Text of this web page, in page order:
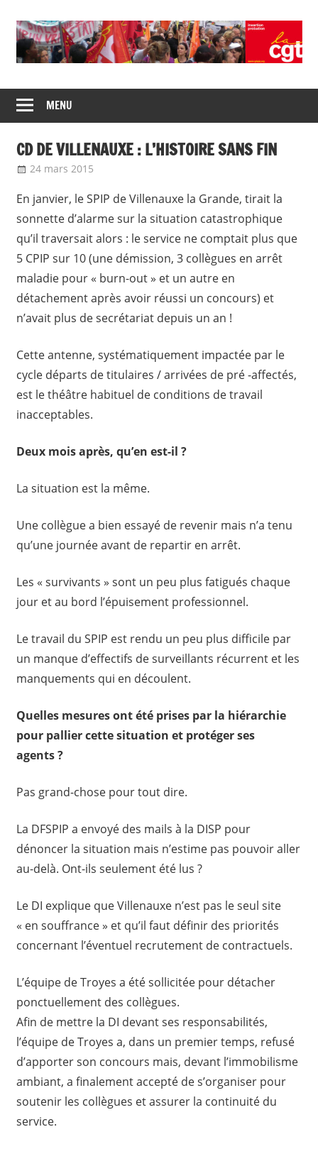
content
CGT
insertion
probation
de
syndicats
CGT
insertion
probation
MENU
CD DE VILLENAUXE : L’HISTOIRE SANS FIN
24 mars 2015
En janvier, le SPIP de Villenauxe la Grande, tirait la
sonnette d’alarme sur la situation catastrophique
qu’il traversait alors : le service ne comptait plus que
5 CPIP sur 10 (une démission, 3 collègues en arrêt
maladie pour « burn-out » et un autre en
détachement après avoir réussi un concours) et
n’avait plus de secrétariat depuis un an !
Cette antenne, systématiquement impactée par le
cycle départs de titulaires / arrivées de pré -affectés,
est le théâtre habituel de conditions de travail
inacceptables.
Deux mois après, qu’en est-il ?
La situation est la même.
Une collègue a bien essayé de revenir mais n’a tenu
qu’une journée avant de repartir en arrêt.
Les « survivants » sont un peu plus fatigués chaque
jour et au bord l’épuisement professionnel.
Le travail du SPIP est rendu un peu plus difficile par
un manque d’effectifs de surveillants récurrent et les
manquements qui en découlent.
Quelles mesures ont été prises par la hiérarchie
pour pallier cette situation et protéger ses
agents ?
Pas grand-chose pour tout dire.
La DFSPIP a envoyé des mails à la DISP pour
dénoncer la situation mais n’estime pas pouvoir aller
au-delà. Ont-ils seulement été lus ?
Le DI explique que Villenauxe n’est pas le seul site
« en souffrance » et qu’il faut définir des priorités
concernant l’éventuel recrutement de contractuels.
L’équipe de Troyes a été sollicitée pour détacher
ponctuellement des collègues.
Afin de mettre la DI devant ses responsabilités,
l’équipe de Troyes a, dans un premier temps, refusé
d’apporter son concours mais, devant l’immobilisme
ambiant, a finalement accepté de s’organiser pour
soutenir les collègues et assurer la continuité du
service.